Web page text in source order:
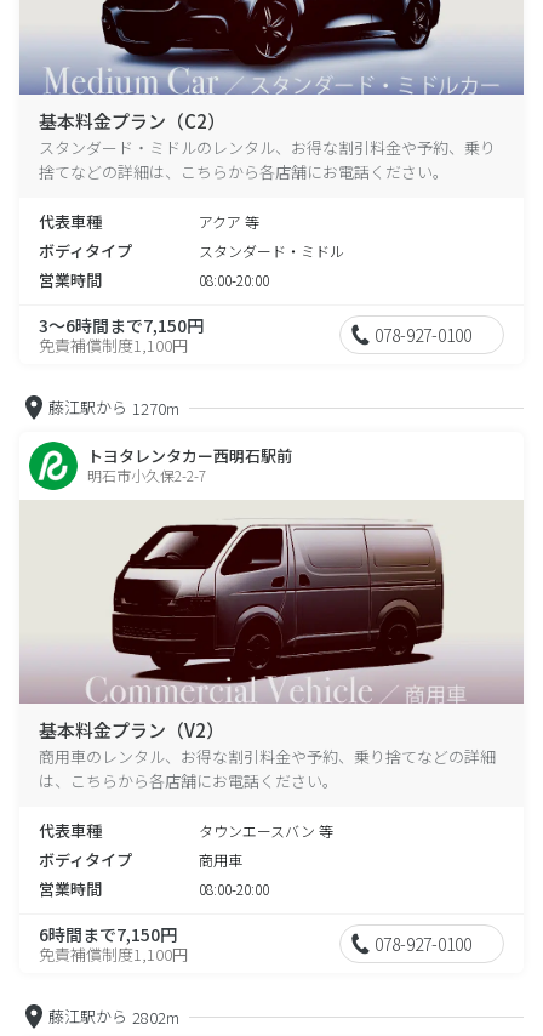
基本料金プラン（C2）
スタンダード・ミドルのレンタル、お得な割引料金や予約、乗り
捨てなどの詳細は、こちらから各店舗にお電話ください。
代表車種 アクア 等
ボディタイプ スタンダード・ミドル
営業時間 08:00-20:00
3～6時間まで7,150円
免責補償制度1,100円 078-927-0100
藤江駅から 1270m
トヨタレンタカー西明石駅前
明石市小久保2-2-7
基本料金プラン（V2）
商用車のレンタル、お得な割引料金や予約、乗り捨てなどの詳細
は、こちらから各店舗にお電話ください。
代表車種 タウンエースバン 等
ボディタイプ 商用車
営業時間 08:00-20:00
6時間まで7,150円
免責補償制度1,100円 078-927-0100
藤江駅から 2802m